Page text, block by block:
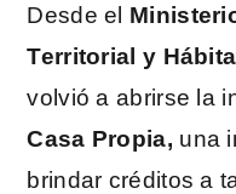
Desde el
Territorial y
volvió a abrirse la
Casa Propia, una
brindar créditos a